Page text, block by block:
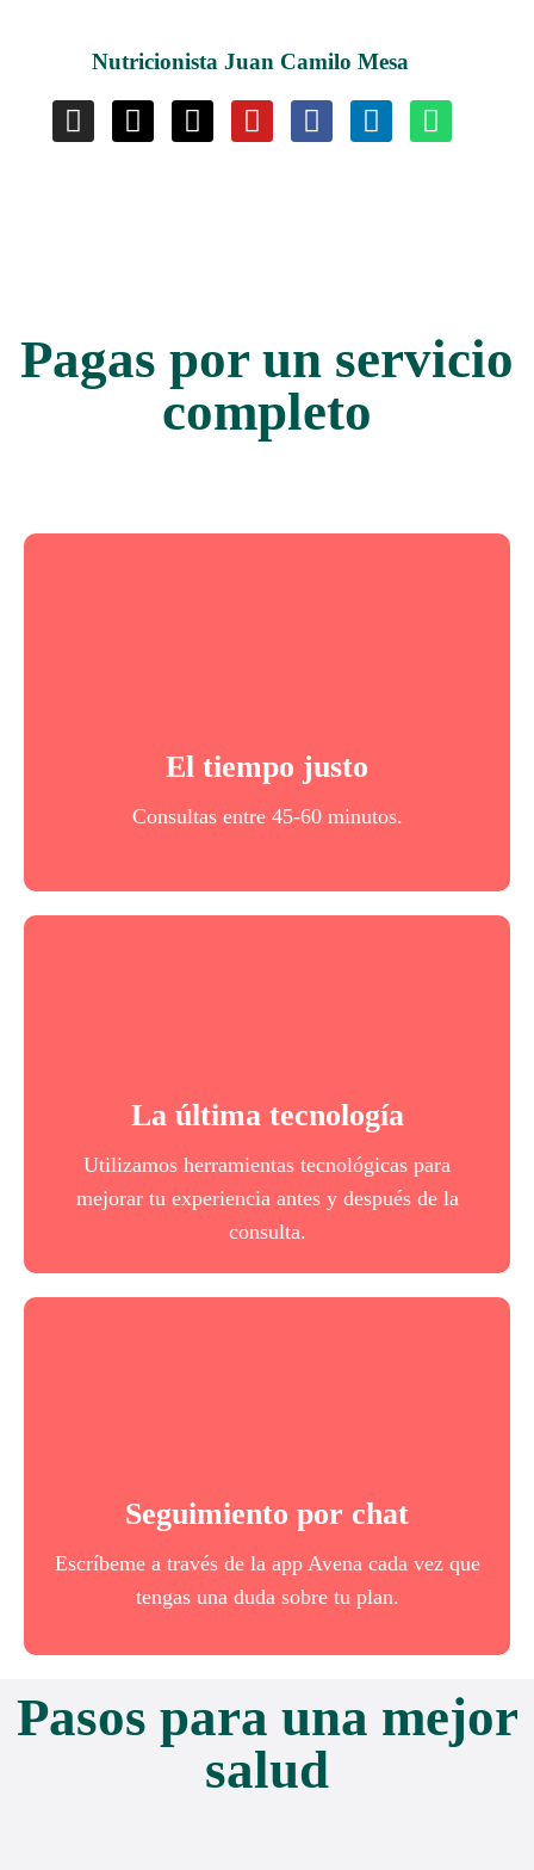
Nutricionista Juan Camilo Mesa
Pagas por un servicio
completo
El tiempo justo
Consultas entre 45-60 minutos.
La última tecnología
Utilizamos herramientas tecnológicas para
mejorar tu experiencia antes y después de la
consulta.
seguimiento nutricional disponible en el mercado
Seguimiento por chat
Escríbeme a través de la app Avena cada vez que
tengas una duda sobre tu plan.
alimento o preparación? ¡Escríbeme!
Comprar plan
Pasos para una mejor
salud